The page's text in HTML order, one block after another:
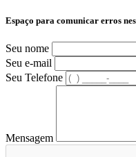
Espaço para comunicar erros
Seu nome
Seu e-mail
Seu Telefone
Mensagem